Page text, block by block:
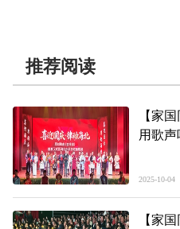
推荐阅读
【家
用歌
2025-10-04
【家